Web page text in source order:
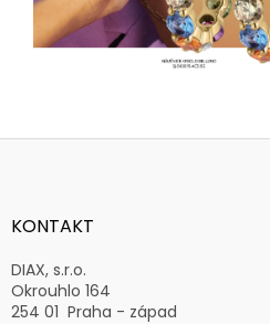
Z
aKONTAKT
DIAX, s.r.o.
Okrouhlo 164
254 01 Praha - západ